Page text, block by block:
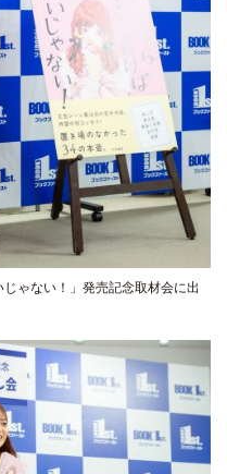
ゃない！」発売記念取材会に出